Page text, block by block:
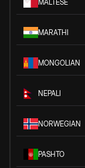
MALTESE
MARATHI
MONGOLIAN
NEPALI
NORWEGIAN
PASHTO